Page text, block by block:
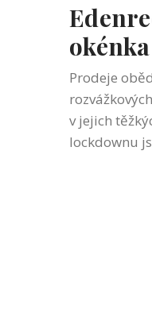
Prodeje
v jejich
lockdownu
poznání
dat